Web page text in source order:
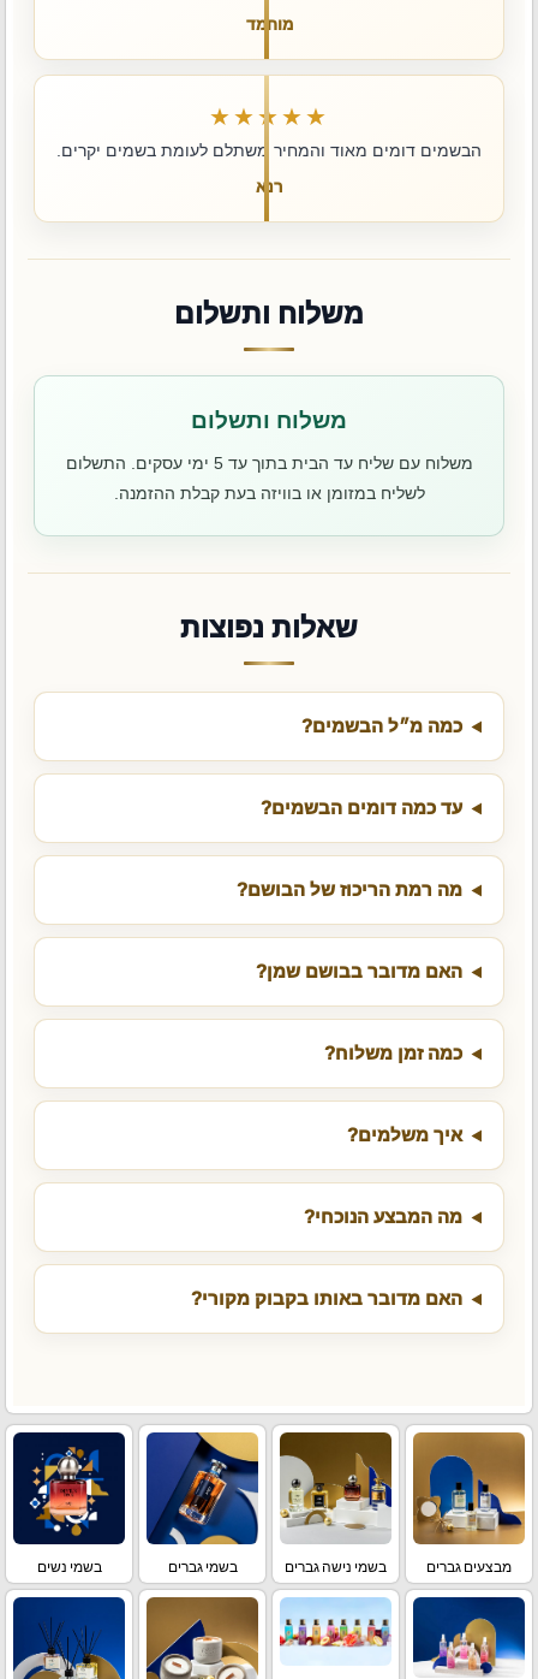
מוחמד
★★★★★
הבשמים דומים מאוד והמחיר משתלם לעומת בשמים יקרים.
רנא
משלוח ותשלום
משלוח ותשלום
משלוח עם שליח עד הבית בתוך עד 5 ימי עסקים. התשלום
לשליח במזומן או בוויזה בעת קבלת ההזמנה.
שאלות נפוצות
כמה מ״ל הבשמים?
עד כמה דומים הבשמים?
מה רמת הריכוז של הבושם?
האם מדובר בבושם שמן?
כמה זמן משלוח?
איך משלמים?
מה המבצע הנוכחי?
האם מדובר באותו בקבוק מקורי?
מבצעים גברים בשמי נישה גברים בשמי גברים בשמי נשים